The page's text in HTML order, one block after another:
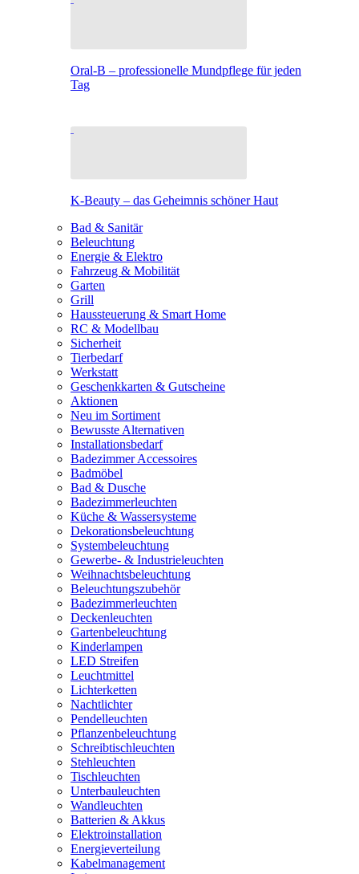
Oral-B – professionelle Mundpflege für jeden
Tag
K-Beauty – das Geheimnis schöner Haut
Bad & Sanitär
Beleuchtung
Energie & Elektro
Fahrzeug & Mobilität
Garten
Grill
Haussteuerung & Smart Home
RC & Modellbau
Sicherheit
Tierbedarf
Werkstatt
Geschenkkarten & Gutscheine
Aktionen
Neu im Sortiment
Bewusste Alternativen
Installationsbedarf
Badezimmer Accessoires
Badmöbel
Bad & Dusche
Badezimmerleuchten
Küche & Wassersysteme
Dekorationsbeleuchtung
Systembeleuchtung
Gewerbe- & Industrieleuchten
Weihnachtsbeleuchtung
Beleuchtungszubehör
Badezimmerleuchten
Deckenleuchten
Gartenbeleuchtung
Kinderlampen
LED Streifen
Leuchtmittel
Lichterketten
Nachtlichter
Pendelleuchten
Pflanzenbeleuchtung
Schreibtischleuchten
Stehleuchten
Tischleuchten
Unterbauleuchten
Wandleuchten
Batterien & Akkus
Elektroinstallation
Energieverteilung
Kabelmanagement